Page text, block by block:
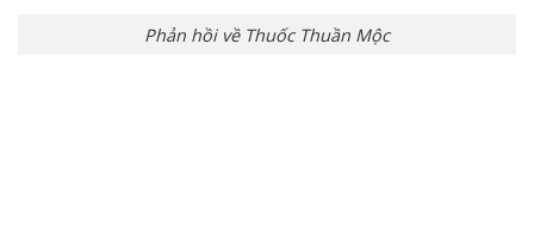
Phản hồi về Thuốc Thuần Mộc